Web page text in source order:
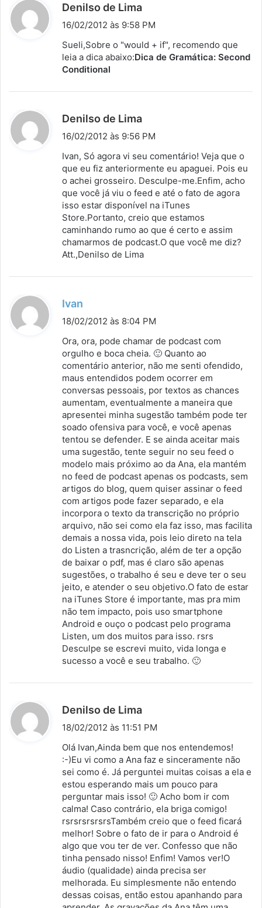
Denilso de Lima
i
s
16/02/2012 às 9:58 PM
Sueli,Sobre o "would + if", recomendo que
leia a dica abaixo:Dica de Gramática: Second
Conditional
Denilso de Lima
i
s
e
:
16/02/2012 às 9:56 PM
Ivan, Só agora vi seu comentário! Veja que o
que eu fiz anteriormente eu apaguei. Pois eu
o achei grosseiro. Desculpe-me.Enfim, acho
que você já viu o feed e até o fato de agora
isso estar disponível na iTunes
Store.Portanto, creio que estamos
caminhando rumo ao que é certo e assim
chamarmos de podcast.O que você me diz?
Att.,Denilso de Lima
Ivan
i
s
e
:
18/02/2012 às 8:04 PM
Ora, ora, pode chamar de podcast com
orgulho e boca cheia. 🙂 Quanto ao
comentário anterior, não me senti ofendido,
maus entendidos podem ocorrer em
conversas pessoais, por textos as chances
aumentam, eventualmente a maneira que
apresentei minha sugestão também pode ter
soado ofensiva para você, e você apenas
tentou se defender. E se ainda aceitar mais
uma sugestão, tente seguir no seu feed o
modelo mais próximo ao da Ana, ela mantém
no feed de podcast apenas os podcasts, sem
artigos do blog, quem quiser assinar o feed
com artigos pode fazer separado, e ela
incorpora o texto da transcrição no próprio
arquivo, não sei como ela faz isso, mas facilita
demais a nossa vida, pois leio direto na tela
do Listen a trasncrição, além de ter a opção
de baixar o pdf, mas é claro são apenas
sugestões, o trabalho é seu e deve ter o seu
jeito, e atender o seu objetivo.O fato de estar
na iTunes Store é importante, mas pra mim
não tem impacto, pois uso smartphone
Android e ouço o podcast pelo programa
Listen, um dos muitos para isso. rsrs
Desculpe se escrevi muito, vida longa e
sucesso a você e seu trabalho. 🙂
Denilso de Lima
s
e
:
18/02/2012 às 11:51 PM
Olá Ivan,Ainda bem que nos entendemos!
:-)Eu vi como a Ana faz e sinceramente não
sei como é. Já perguntei muitas coisas a ela e
estou esperando mais um pouco para
perguntar mais isso! 🙂 Acho bom ir com
calma! Caso contrário, ela briga comigo!
rsrsrsrsrsrsTambém creio que o feed ficará
melhor! Sobre o fato de ir para o Android é
algo que vou ter de ver. Confesso que não
tinha pensado nisso! Enfim! Vamos ver!O
áudio (qualidade) ainda precisa ser
melhorada. Eu simplesmente não entendo
dessas coisas, então estou apanhando para